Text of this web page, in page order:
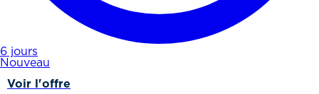
6 jours
Nouveau
Voir l'offre